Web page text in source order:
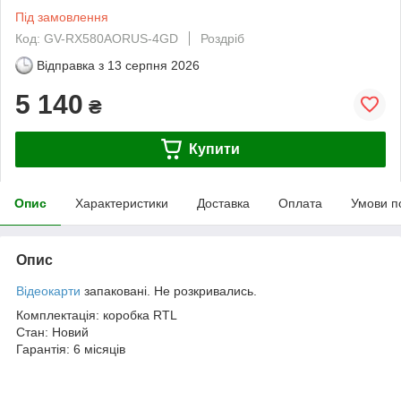
Під замовлення
Код: GV-RX580AORUS-4GD
Роздріб
Відправка з 13 серпня 2026
5 140 ₴
Купити
Опис Характеристики Доставка Оплата Умови
Опис
Відеокарти запаковані. Не розкривались.
Комплектація: коробка RTL
Стан: Новий
Гарантія: 6 місяців